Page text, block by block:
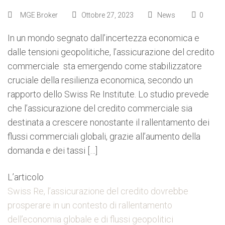
MGE Broker Ottobre 27, 2023 News 0
In un mondo segnato dall’incertezza economica e
dalle tensioni geopolitiche, l’assicurazione del credito
commerciale sta emergendo come stabilizzatore
cruciale della resilienza economica, secondo un
rapporto dello Swiss Re Institute. Lo studio prevede
che l’assicurazione del credito commerciale sia
destinata a crescere nonostante il rallentamento dei
flussi commerciali globali, grazie all’aumento della
domanda e dei tassi […]
L’articolo
Swiss Re, l’assicurazione del credito dovrebbe
prosperare in un contesto di rallentamento
dell’economia globale e di flussi geopolitici